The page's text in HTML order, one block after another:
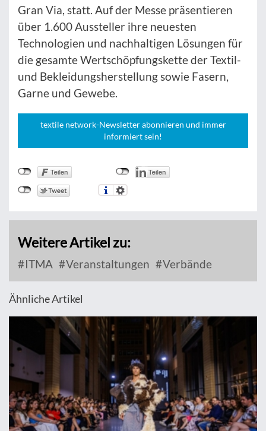
Gran Via, statt. Auf der Messe präsentieren
über 1.600 Aussteller ihre neuesten
Technologien und nachhaltigen Lösungen für
die gesamte Wertschöpfungskette der Textil-
und Bekleidungsherstellung sowie Fasern,
Garne und Gewebe.
textile network-Newsletter abonnieren und immer
informiert sein!
Weitere Artikel zu:
ITMA Veranstaltungen Verbände
Ähnliche Artikel